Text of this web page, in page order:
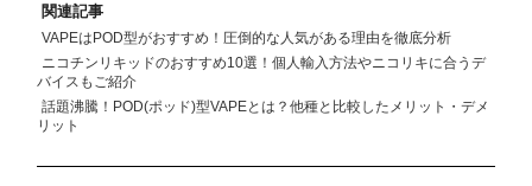
関連記事
VAPEはPOD型がおすすめ！圧倒的な人気がある理由を徹底分析
ニコチンリキッドのおすすめ10選！個人輸入方法やニコリキに合うデ
バイスもご紹介
話題沸騰！POD(ポッド)型VAPEとは？他種と比較したメリット・デメ
リット